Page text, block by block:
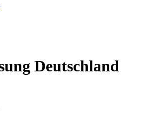
Deutschland